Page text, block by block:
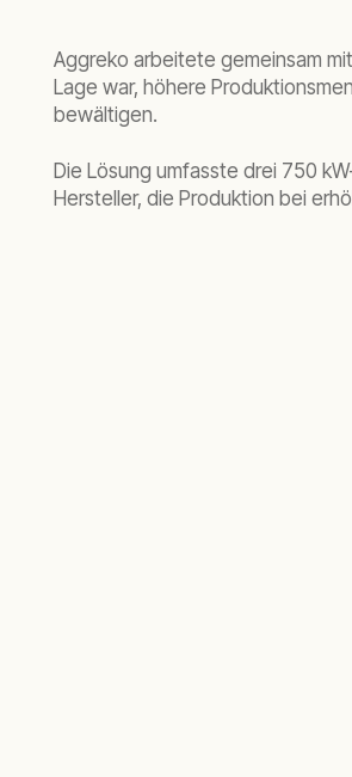
Aggreko arbeitete gemeinsam
Lage war, höhere
bewältigen.
Die Lösung umfasste drei 750
Hersteller, die Produktion bei